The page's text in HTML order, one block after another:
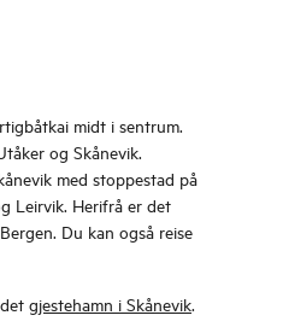
midt i sentrum.
og Skånevik.
med stoppestad på
Leirvik. Herifrå er det
Du kan også reise
gjestehamn i Skånevik.